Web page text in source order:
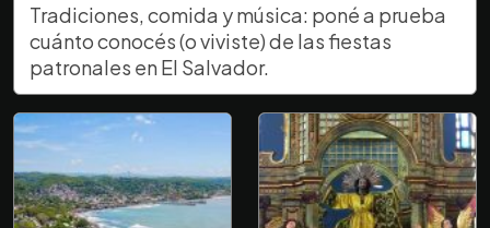
Tradiciones, comida y música: poné a prueba
cuánto conocés (o viviste) de las fiestas
patronales en El Salvador.